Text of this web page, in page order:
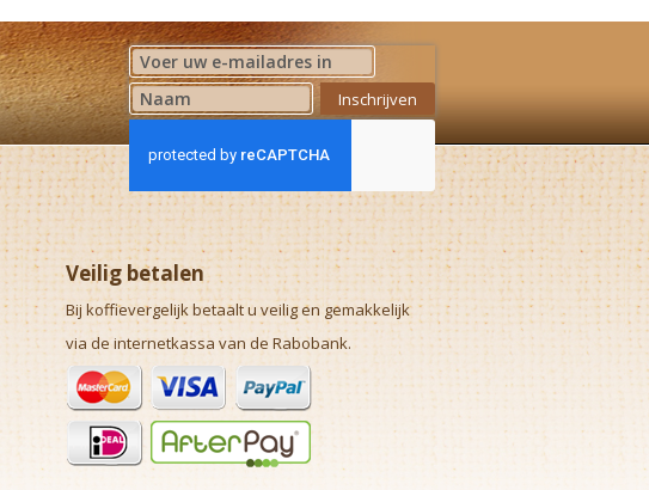
Abonneer u op onze nieuwsbrief
Inschrijven
Veilig betalen
Bij koffievergelijk betaalt u veilig en gemakkelijk
via de internetkassa van de Rabobank.